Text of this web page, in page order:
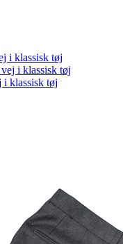
i klassisk tøj
i klassisk tøj
i klassisk tøj